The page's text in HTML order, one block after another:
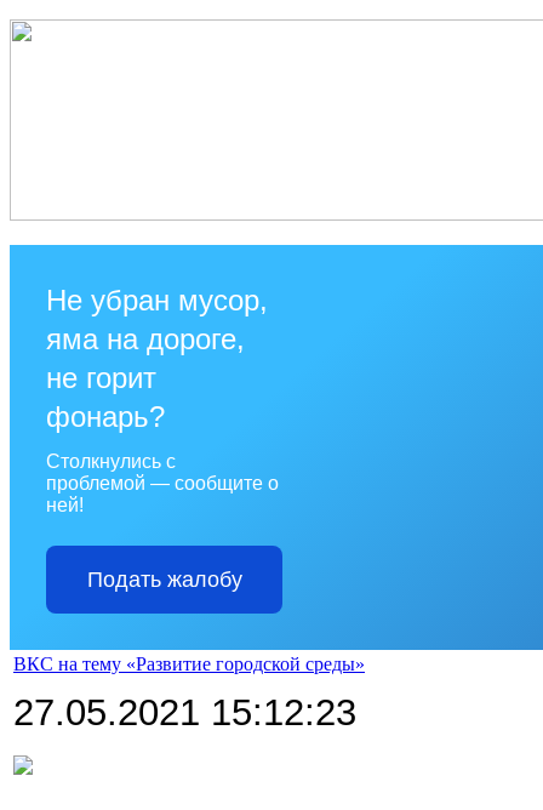
Не убран мусор,
яма на дороге,
не горит
фонарь?
Столкнулись с
проблемой — сообщите о
ней!
Подать жалобу
ВКС на тему «Развитие городской среды»
27.05.2021 15:12:23